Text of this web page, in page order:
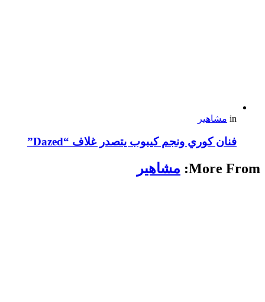
in مشاهير
فنان كوري ونجم كيبوب يتصدر غلاف “Dazed”
More From: مشاهير